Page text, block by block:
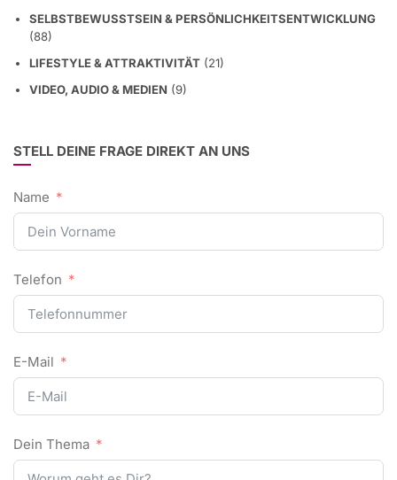
SELBSTBEWUSSTSEIN & PERSÖNLICHKEITSENTWICKLUNG
(88)
LIFESTYLE & ATTRAKTIVITÄT (21)
VIDEO, AUDIO & MEDIEN (9)
STELL DEINE FRAGE DIREKT AN UNS
Name
Telefon
E-Mail
Dein Thema